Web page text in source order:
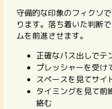
守備的な印象のフィクソ
ります。落ち着いた判断
ムを前進させます。
正確なパス出しでテ
プレッシャーを受け
スペースを見てサイ
タイミングを見て前
絡む